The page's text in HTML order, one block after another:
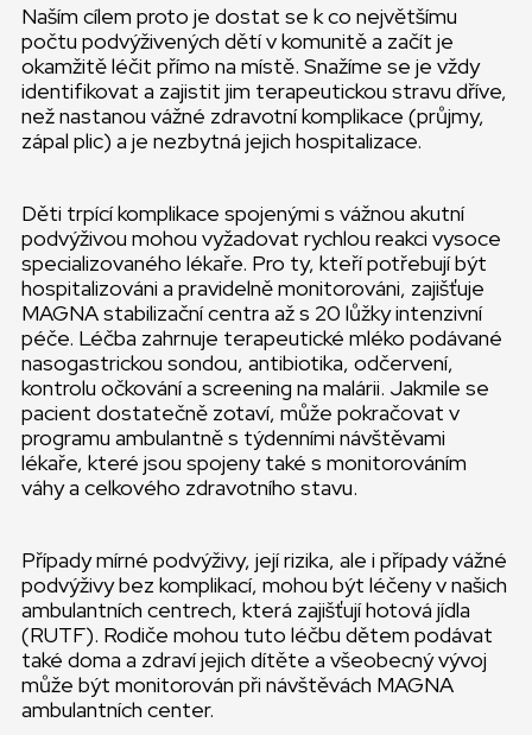
Naším cílem proto je dostat se k co největšímu
počtu podvýživených dětí v komunitě a začít je
okamžitě léčit přímo na místě. Snažíme se je vždy
identifikovat a zajistit jim terapeutickou stravu dříve,
než nastanou vážné zdravotní komplikace (průjmy,
zápal plic) a je nezbytná jejich hospitalizace.
Děti trpící komplikace spojenými s vážnou akutní
podvýživou mohou vyžadovat rychlou reakci vysoce
specializovaného lékaře. Pro ty, kteří potřebují být
hospitalizováni a pravidelně monitorováni, zajišťuje
MAGNA stabilizační centra až s 20 lůžky intenzivní
péče. Léčba zahrnuje terapeutické mléko podávané
nasogastrickou sondou, antibiotika, odčervení,
kontrolu očkování a screening na malárii. Jakmile se
pacient dostatečně zotaví, může pokračovat v
programu ambulantně s týdenními návštěvami
lékaře, které jsou spojeny také s monitorováním
váhy a celkového zdravotního stavu.
Případy mírné podvýživy, její rizika, ale i případy vážné
podvýživy bez komplikací, mohou být léčeny v našich
ambulantních centrech, která zajišťují hotová jídla
(RUTF). Rodiče mohou tuto léčbu dětem podávat
také doma a zdraví jejich dítěte a všeobecný vývoj
může být monitorován při návštěvách MAGNA
ambulantních center.